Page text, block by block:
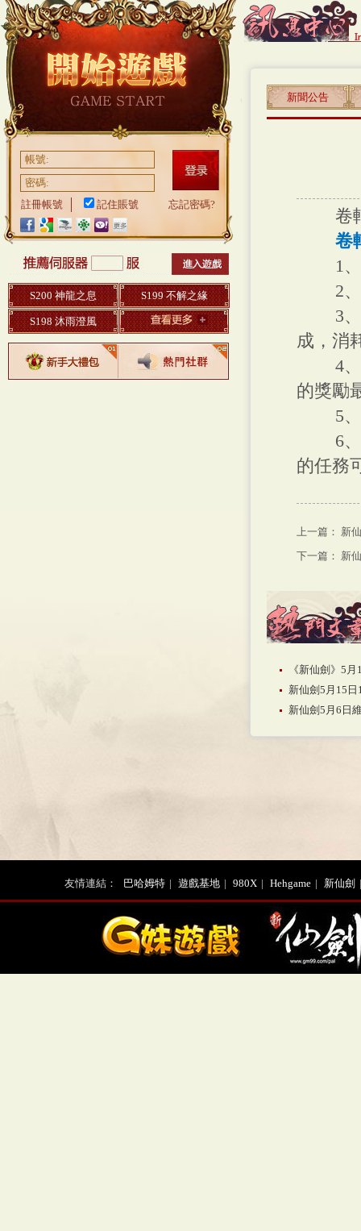
帳號:
密碼:
註冊帳號
記住賬號 忘記密碼?
S200 神龍之息 S199 不解之緣
S198 沐雨澄風
新聞公告
卷軸
卷
1、
2、
3、
成，消
4、
的獎勵
5、
6、
的任務
上一篇： 新
下一篇： 新
《新仙劍》5
新仙劍5月15
新仙劍5月6日
友情連結： 巴哈姆特 | 遊戲基地 | 980X | Hehgame | 新仙劍